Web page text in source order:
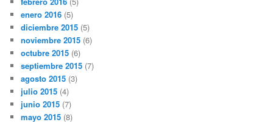
enero 2016 (5)
diciembre 2015 (5)
noviembre 2015 (6)
octubre 2015 (6)
septiembre 2015 (7)
agosto 2015 (3)
julio 2015 (4)
junio 2015 (7)
mayo 2015 (8)